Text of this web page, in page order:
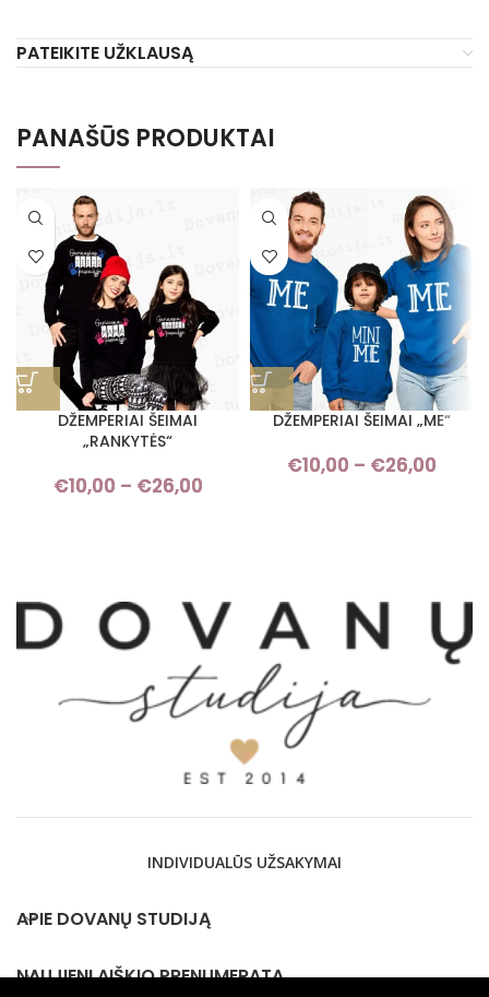
PATEIKITE UŽKLAUSĄ
PANAŠŪS PRODUKTAI
DŽEMPERIAI ŠEIMAI
„RANKYTĖS“
€10,00 – €26,00
DŽEMPERIAI ŠEIMAI „ME“
€10,00 – €26,00
INDIVIDUALŪS UŽSAKYMAI
APIE DOVANŲ STUDIJĄ
NAUJIENLAIŠKIO PRENUMERATA